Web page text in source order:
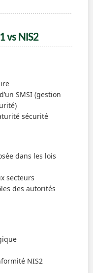
vs NIS2
SMSI (gestion
sécurité
dans les lois
secteurs
des autorités
NIS2